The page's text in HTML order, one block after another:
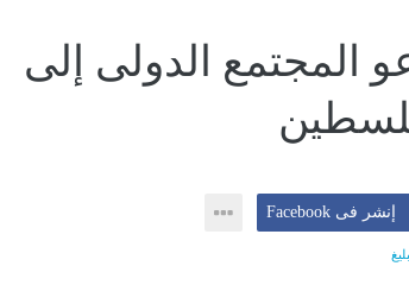
المجتمع الدولى إلى
إنشر فى Facebook